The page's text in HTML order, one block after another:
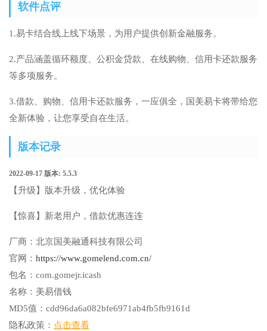
软件点评
1.易卡结合线上线下场景，为用户提供创新金融服务。
2.产品涵盖循环额度、公积金贷款、在线购物、信用卡还款服务
等多项服务。
3.借款、购物、信用卡还款服务，一应俱全，国美易卡将带给您
全新体验，让您享受自在生活。
版本记录
2022-09-17 版本: 5.5.3
【升级】版本升级，优化体验
【惊喜】新老用户，借款优惠连连
厂商： 北京国美融通科技有限公司
官网： https://www.gomelend.com.cn/
包名： com.gomejr.icash
名称： 美易借钱
MD5值： cdd96da6a082bfe6971ab4fb5fb9161d
隐私政策： 点击查看